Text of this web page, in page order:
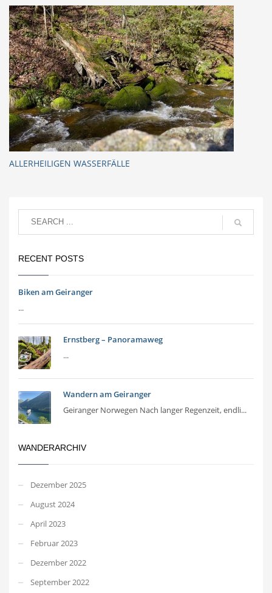
ALLERHEILIGEN WASSERFÄLLE
RECENT POSTS
Biken am Geiranger
...
Ernstberg – Panoramaweg
...
Wandern am Geiranger
Geiranger Norwegen Nach langer Regenzeit, endli...
WANDERARCHIV
Dezember 2025
August 2024
April 2023
Februar 2023
Dezember 2022
September 2022